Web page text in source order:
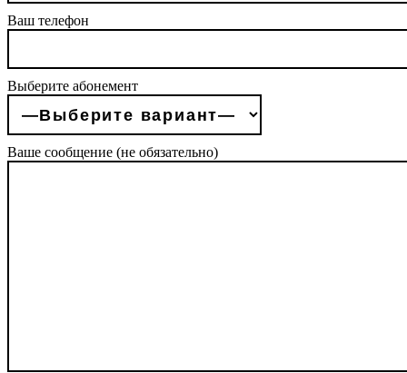
Ваш телефон
Выберите абонемент
Ваше сообщение (не обязательно)